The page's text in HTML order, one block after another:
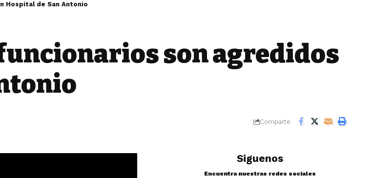
Hospital de San Antonio
son agredidos
Comparte
Siguenos
Encuentra nuestras redes sociales